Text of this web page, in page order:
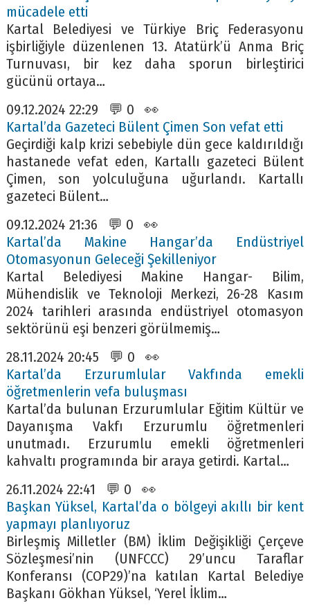
mücadele etti
Kartal Belediyesi ve Türkiye Briç Federasyonu
işbirliğiyle düzenlenen 13. Atatürk’ü Anma Briç
Turnuvası, bir kez daha sporun birleştirici
gücünü ortaya…
09.12.2024 22:29 💬 0 👀
Kartal’da Gazeteci Bülent Çimen Son vefat etti
Geçirdiği kalp krizi sebebiyle dün gece kaldırıldığı
hastanede vefat eden, Kartallı gazeteci Bülent
Çimen, son yolculuğuna uğurlandı. Kartallı
gazeteci Bülent…
09.12.2024 21:36 💬 0 👀
Kartal’da Makine Hangar’da Endüstriyel
Otomasyonun Geleceği Şekilleniyor
Kartal Belediyesi Makine Hangar- Bilim,
Mühendislik ve Teknoloji Merkezi, 26-28 Kasım
2024 tarihleri arasında endüstriyel otomasyon
sektörünü eşi benzeri görülmemiş…
28.11.2024 20:45 💬 0 👀
Kartal’da Erzurumlular Vakfında emekli
öğretmenlerin vefa buluşması
Kartal’da bulunan Erzurumlular Eğitim Kültür ve
Dayanışma Vakfı Erzurumlu öğretmenleri
unutmadı. Erzurumlu emekli öğretmenleri
kahvaltı programında bir araya getirdi. Kartal…
26.11.2024 22:41 💬 0 👀
Başkan Yüksel, Kartal’da o bölgeyi akıllı bir kent
yapmayı planlıyoruz
Birleşmiş Milletler (BM) İklim Değişikliği Çerçeve
Sözleşmesi’nin (UNFCCC) 29’uncu Taraflar
Konferansı (COP29)’na katılan Kartal Belediye
Başkanı Gökhan Yüksel, ‘Yerel İklim…